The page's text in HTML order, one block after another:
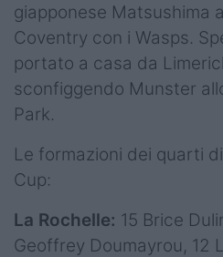
giapponese Matsushima
Coventry con i Wasps.
portato a casa da
sconfiggendo Munster
Park.
Le formazioni dei quarti
Cup:
La Rochelle: 15 Brice
Geoffrey Doumayrou, 12